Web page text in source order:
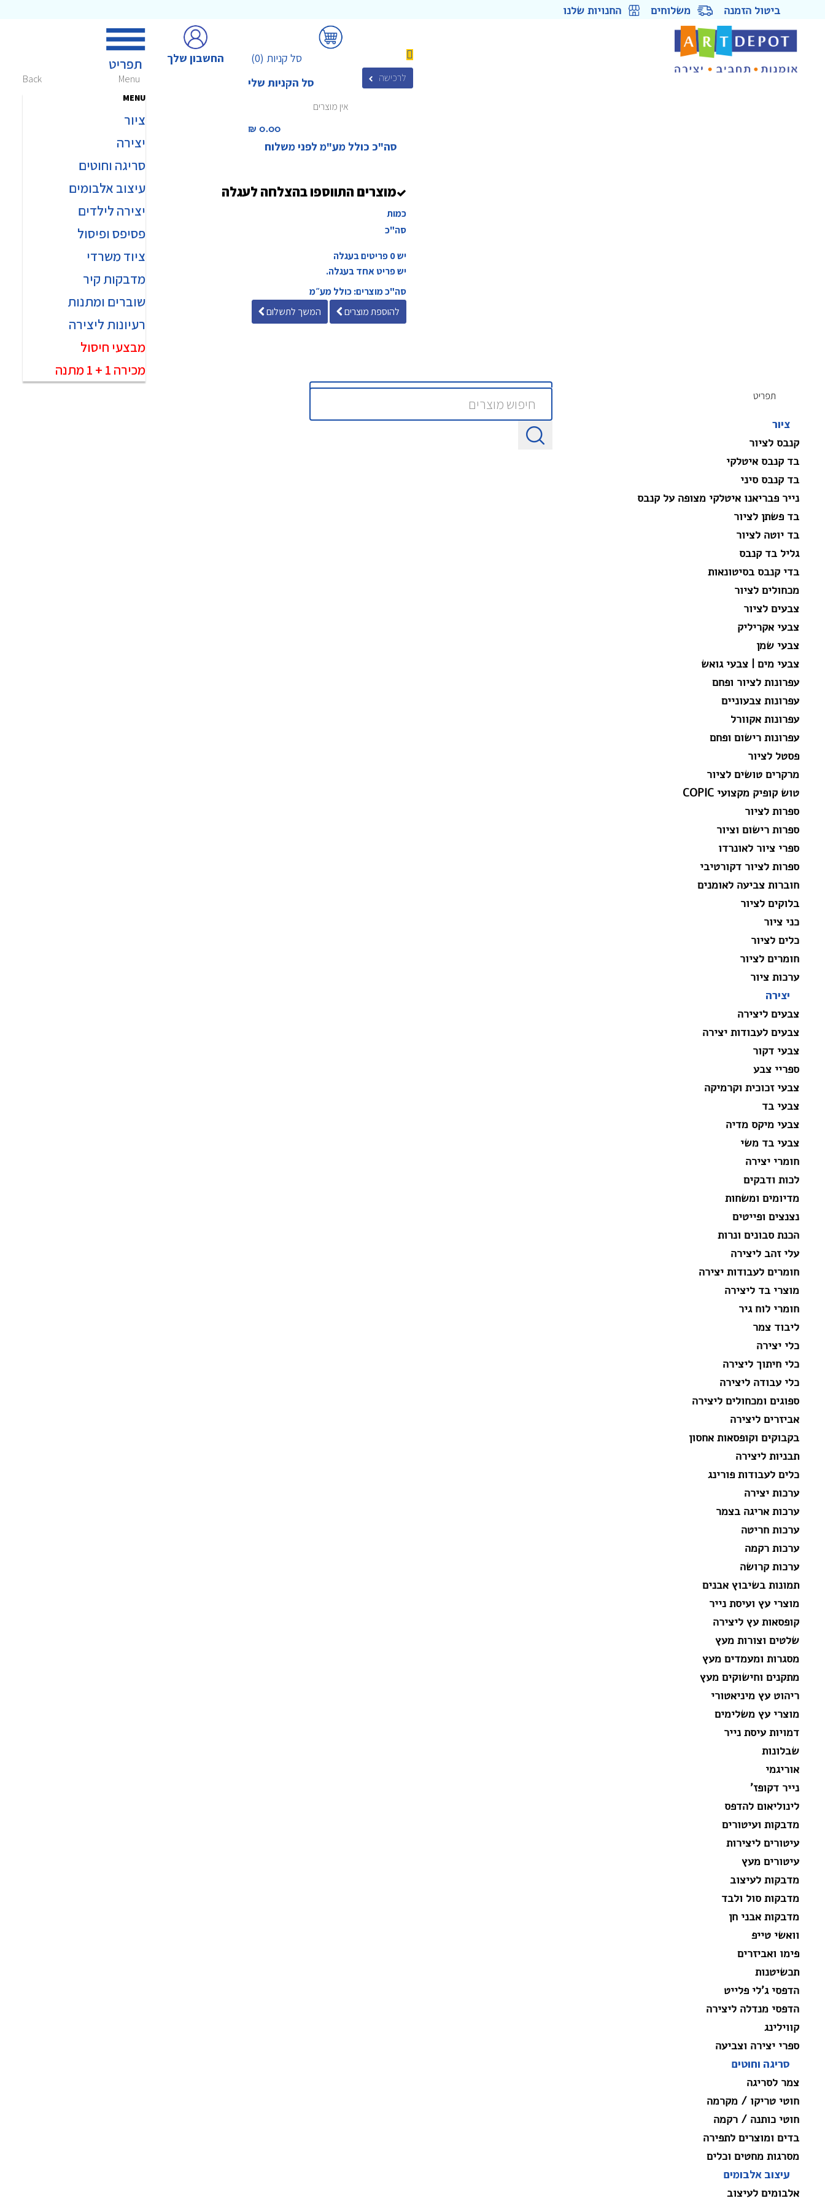
ביטול הזמנה משלוחים החנויות שלנו
Menu
Back
MENU
ציור
יצירה
סריגה וחוטים
עיצוב אלבומים
יצירה לילדים
פסיפס ופיסול
ציוד משרדי
מדבקות קיר
שוברים ומתנות
מבצעי חיסול
רעיונות ליצירה
מכירה 1 + 1 מתנה
החשבון שלך (0) סל קניות
סל הקניות שלי
לרכישה
אין מוצרים
0.00 ₪‎
סה"כ כולל מע"מ לפני משלוח
מוצרים התווספו בהצלחה לעגלה
כמות
סה"כ
יש0פריטים בעגלה
יש פריט אחד בעגלה.
סה"כ מוצרים: כולל מע״מ
להוספת מוצרים
המשך לתשלום
תפריט
ציור
קנבס לציור
בד קנבס איטלקי
בד קנבס סיני
נייר פבריאנו איטלקי מצופה על קנבס
בד פשתן לציור
בד יוטה לציור
גליל בד קנבס
בדי קנבס בסיטונאות
מכחולים לציור
צבעים לציור
צבעי אקריליק
צבעי שמן
צבעי מים | צבעי גואש
עפרונות לציור ופחם
עפרונות צבעוניים
עפרונות אקוורל
עפרונות רישום ופחם
פסטל לציור
מרקרים טושים לציור
טוש קופיק מקצועי COPIC
ספרות לציור
ספרות רישום וציור
ספרי ציור לאונרדו
ספרות לציור דקורטיבי
חוברות צביעה לאומנים
בלוקים לציור
כני ציור
כלים לציור
חומרים לציור
ערכות ציור
יצירה
צבעים ליצירה
צבעים לעבודות יצירה
צבעי דקור
ספריי צבע
צבעי זכוכית וקרמיקה
צבעי בד
צבעי מיקס מדיה
צבעי בד משי
חומרי יצירה
לכות ודבקים
מדיומים ומשחות
נצנצים ופייטים
הכנת סבונים ונרות
עלי זהב ליצירה
חומרים לעבודות יצירה
מוצרי בד ליצירה
חומרי לוח גיר
ליבוד צמר
כלי יצירה
כלי חיתוך ליצירה
כלי עבודה ליצירה
ספוגים ומכחולים ליצירה
אביזרים ליצירה
בקבוקים וקופסאות אחסון
תבניות ליצירה
כלים לעבודות פורינג
ערכות יצירה
ערכות אריגה בצמר
ערכות חריטה
ערכות רקמה
ערכות קרושה
תמונות בשיבוץ אבנים
מוצרי עץ ועיסת נייר
קופסאות עץ ליצירה
שלטים וצורות מעץ
מסגרות ומעמדים מעץ
מתקנים וחישוקים מעץ
ריהוט עץ מיניאטורי
מוצרי עץ משלימים
דמויות עיסת נייר
שבלונות
אוריגמי
נייר דקופז'
לינוליאום להדפס
מדבקות ועיטורים
עיטורים ליצירות
עיטורים מעץ
מדבקות לעיצוב
מדבקות סול ולבד
מדבקות אבני חן
וואשי טייפ
פימו ואביזרים
תכשיטנות
הדפסי ג'לי פלייט
הדפסי מנדלה ליצירה
קווילינג
ספרי יצירה וצביעה
סריגה וחוטים
צמר לסריגה
חוטי טריקו / מקרמה
חוטי כותנה / רקמה
בדים ומוצרים לתפירה
מסרגות מחטים וכלים
עיצוב אלבומים
אלבומים לעיצוב